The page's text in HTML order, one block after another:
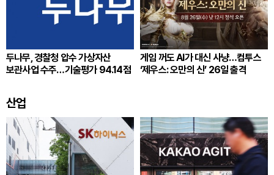
두나무, 경찰청 압수 가상자산
보관사업 수주…기술평가 94.14점
게임 꺼도 AI가 대신 사냥…컴투스
‘제우스: 오만의 신’ 26일 출격
산업